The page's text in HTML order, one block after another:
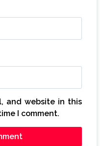
and website in this
I comment.